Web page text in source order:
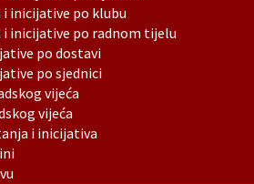
inicijative po klubu
i inicijative po radnom tijelu
po dostavi
po sjednici
vijeća
vijeća
i inicijativa